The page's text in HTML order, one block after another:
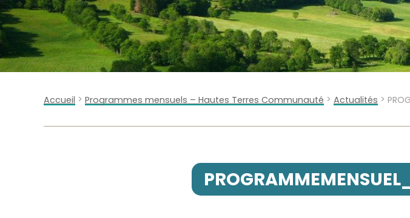
Accueil > Programmes mensuels – Hautes Terres Communauté > Actualités >